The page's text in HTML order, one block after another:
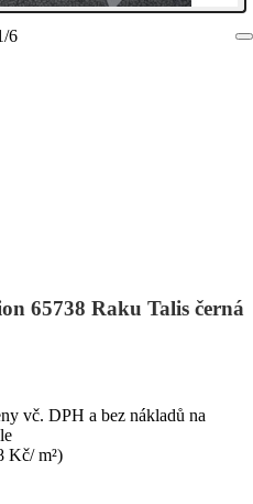
/6
65738 Raku Talis černá
vč. DPH a bez nákladů na
Kč/ m²)